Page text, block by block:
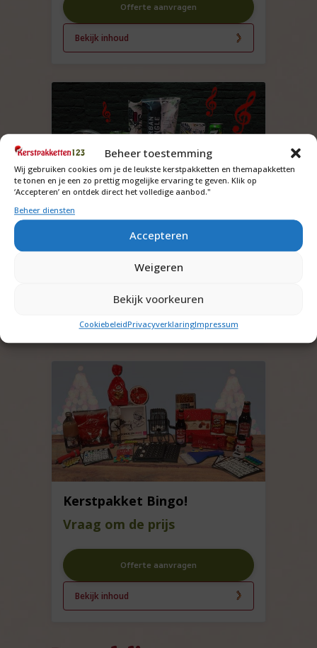
Beheer toestemming
Wij gebruiken cookies om je de leukste kerstpakketten en themapakketten
te tonen en je een zo prettig mogelijke ervaring te geven. Klik op
‘Accepteren’ en ontdek direct het volledige aanbod."
Beheer diensten
Accepteren
Weigeren
Bekijk voorkeuren
CookiebeleidPrivacyverklaringImpressum
Offerte aanvragen
Bekijk inhoud
JBL Speaker Pakket
Vraag om de prijs
Kerstpakket Bingo!
Vraag om de prijs
Offerte aanvragen
Bekijk inhoud